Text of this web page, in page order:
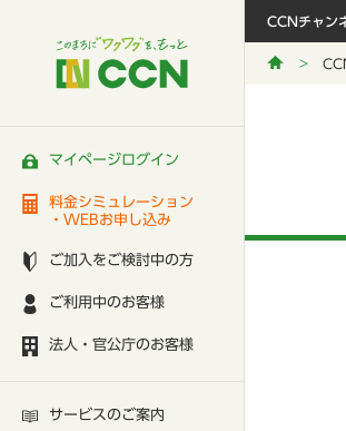
マイページログイン
料金シミュレーション
・WEBお申し込み
ご加入をご検討中の方
ご利用中のお客様
法人・官公庁のお客様
サービスのご案内
CCNチャン